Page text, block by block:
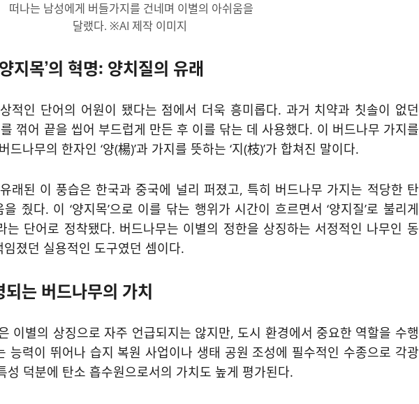
떠나는 남성에게 버들가지를 건네며 이별의 아쉬움을
달랬다. ※AI 제작 이미지
지목’의 혁명: 양치질의 유래
상적인 단어의 어원이 됐다는 점에서 더욱 흥미롭다. 과거 치약과 칫솔이 없던
꺾어 끝을 씹어 부드럽게 만든 후 이를 닦는 데 사용했다. 이 버드나무 가지를
드나무의 한자인 ‘양(楊)’과 가지를 뜻하는 ‘지(枝)’가 합쳐진 말이다.
래된 이 풍습은 한국과 중국에 널리 퍼졌고, 특히 버드나무 가지는 적당한 탄
줬다. 이 ‘양지목’으로 이를 닦는 행위가 시간이 흐르면서 ‘양지질’로 불리게
는 단어로 정착됐다. 버드나무는 이별의 정한을 상징하는 서정적인 나무인 동
졌던 실용적인 도구였던 셈이다.
는 버드나무의 가치
이별의 상징으로 자주 언급되지는 않지만, 도시 환경에서 중요한 역할을 수행
능력이 뛰어나 습지 복원 사업이나 생태 공원 조성에 필수적인 수종으로 각광
성 덕분에 탄소 흡수원으로서의 가치도 높게 평가된다.